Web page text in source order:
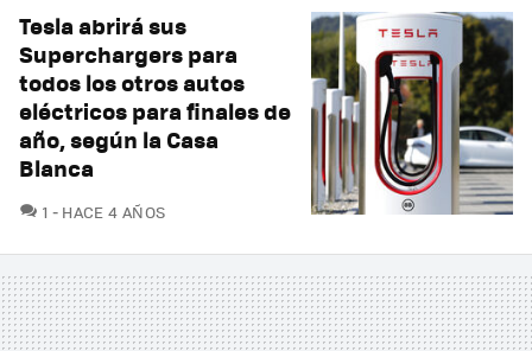
Tesla abrirá sus
Superchargers para
todos los otros autos
eléctricos para finales de
año, según la Casa
Blanca
1 COMENTARIOS
HACE 4 AÑOS